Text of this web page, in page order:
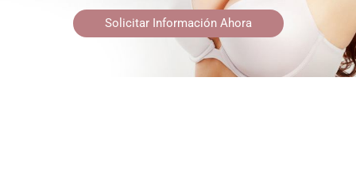
Solicitar Información Ahora